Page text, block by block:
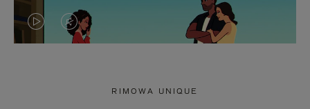
LA LE
RIMOWA UNIQUE